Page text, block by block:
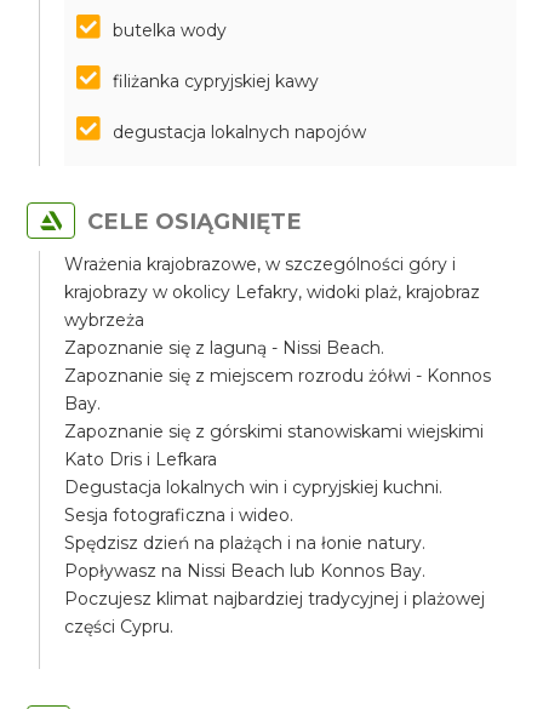
butelka wody
filiżanka cypryjskiej kawy
degustacja lokalnych napojów
CELE OSIĄGNIĘTE
Wrażenia krajobrazowe, w szczególności góry i
krajobrazy w okolicy Lefakry, widoki plaż, krajobraz
wybrzeża
Zapoznanie się z laguną - Nissi Beach.
Zapoznanie się z miejscem rozrodu żółwi - Konnos
Bay.
Zapoznanie się z górskimi stanowiskami wiejskimi
Kato Dris i Lefkara
Degustacja lokalnych win i cypryjskiej kuchni.
Sesja fotograficzna i wideo.
Spędzisz dzień na plażąch i na łonie natury.
Popływasz na Nissi Beach lub Konnos Bay.
Poczujesz klimat najbardziej tradycyjnej i plażowej
części Cypru.